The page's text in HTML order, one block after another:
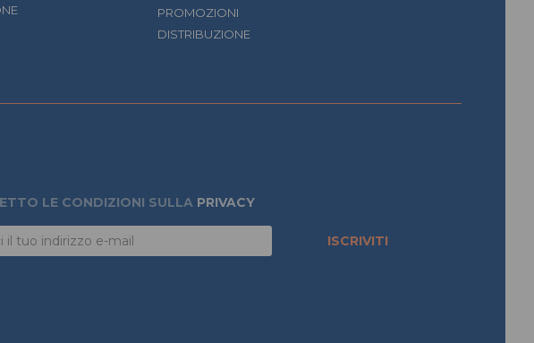
PROMOZIONI
DISTRIBUZIONE
LE CONDIZIONI SULLA PRIVACY
ISCRIVITI